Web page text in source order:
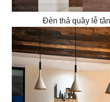
Đèn thả quầy lễ